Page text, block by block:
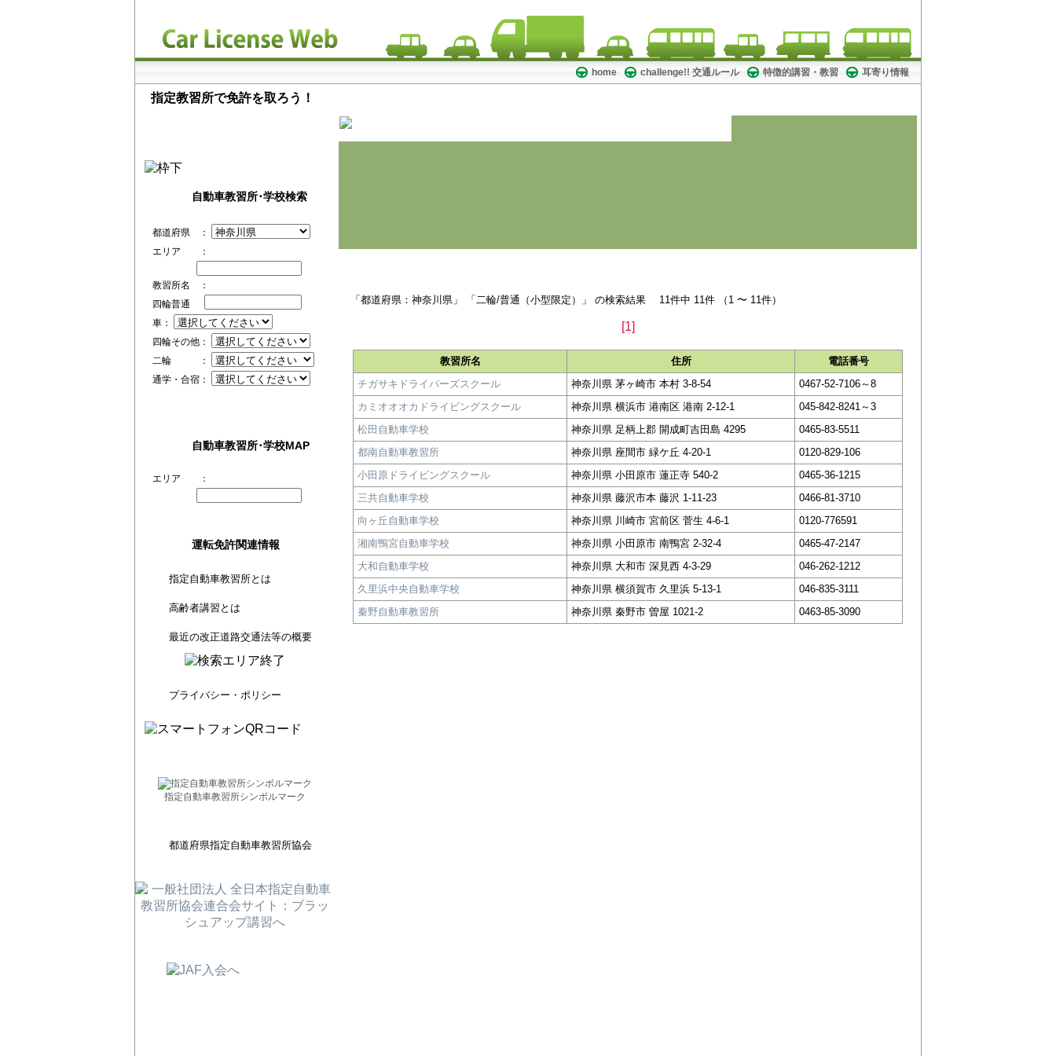
home challenge!! 交通ルール 特徴的講習・教習 耳寄り情報
指定教習所で免許を取ろう！
自動車教習所･学校検索
都道府県 ：
エリア ：
教習所名 ：
四輪普通
車：
四輪その他：
二輪 ：
通学・合宿：
自動車教習所･学校MAP
エリア ：
運転免許関連情報
指定自動車教習所とは
高齢者講習とは
最近の改正道路交通法等の概要
プライバシー・ポリシー
指定自動車教習所シンボルマーク
都道府県指定自動車教習所協会
「都道府県：神奈川県」 「二輪/普通（小型限定）」 の検索結果 11件中 11件 （1 〜 11件）
[1]
教習所名 住所
電話番号
チガサキドライバーズスクール
神奈川県 茅ヶ崎市 本村 3-8-54
0467-52-7106～8
カミオオオカドライビングスクール
神奈川県 横浜市 港南区 港南 2-12-1
045-842-8241～3
松田自動車学校
神奈川県 足柄上郡 開成町吉田島 4295
0465-83-5511
都南自動車教習所
神奈川県 座間市 緑ケ丘 4-20-1
0120-829-106
小田原ドライビングスクール
神奈川県 小田原市 蓮正寺 540-2
0465-36-1215
三共自動車学校
神奈川県 藤沢市本 藤沢 1-11-23
0466-81-3710
向ヶ丘自動車学校
神奈川県 川崎市 宮前区 菅生 4-6-1
0120-776591
湘南鴨宮自動車学校
神奈川県 小田原市 南鴨宮 2-32-4
0465-47-2147
大和自動車学校
神奈川県 大和市 深見西 4-3-29
046-262-1212
久里浜中央自動車学校
神奈川県 横須賀市 久里浜 5-13-1
046-835-3111
秦野自動車教習所
神奈川県 秦野市 曽屋 1021-2 0463-85-3090